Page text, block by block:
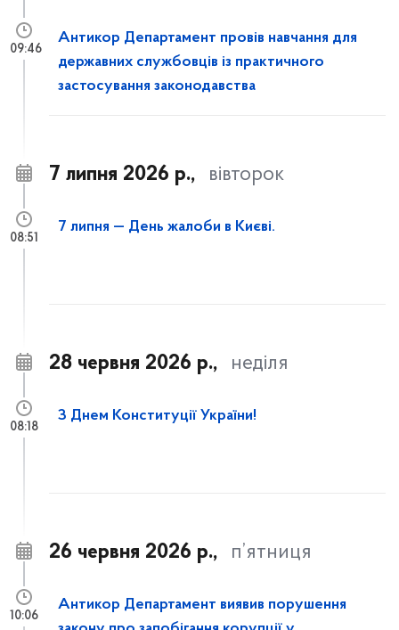
Антикор Департамент провів навчання для
державних службовців із практичного
застосування законодавства
09:46
7 липня 2026 р., вівторок
7 липня — День жалоби в Києві.
08:51
28 червня 2026 р., неділя
З Днем Конституції України!
08:18
26 червня 2026 р., п’ятниця
Антикор Департамент виявив порушення
10:06